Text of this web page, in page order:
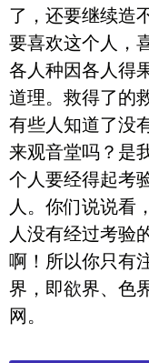
了，还要继续造
要喜欢这个人，
各人种因各人得
道理。救得了的
有些人知道了没
来观音堂吗？是
个人要经得起考
人。你们说说看
人没有经过考验
啊！所以你只有
界，即欲界、色
网。